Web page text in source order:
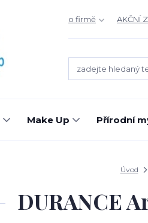
o firmě AKČNÍ
Make Up Přírodní
Úvod
DURANCE